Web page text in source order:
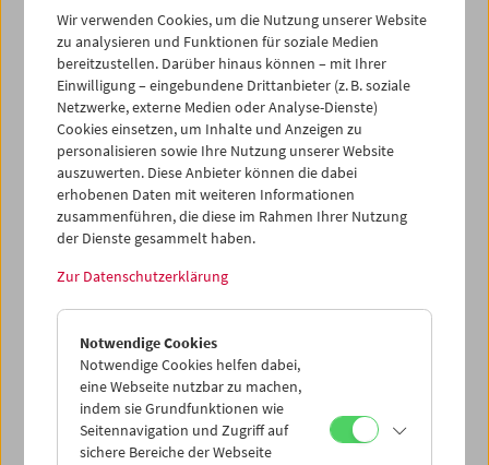
24
26 28
30
31
01 02 03 04 05
iCalender
Programmheft-PDF
English language or subtitles
< Vorherige Woche
Mo 24.1.
Di 25.1.
Mi 26.1.
Wir verwenden Cookies, um die Nutzung unserer Website
zu analysieren und Funktionen für soziale Medien
bereitzustellen. Darüber hinaus können – mit Ihrer
Einwilligung – eingebundene Drittanbieter (z. B. soziale
Netzwerke, externe Medien oder Analyse-Dienste)
Cookies einsetzen, um Inhalte und Anzeigen zu
personalisieren sowie Ihre Nutzung unserer Website
auszuwerten. Diese Anbieter können die dabei
erhobenen Daten mit weiteren Informationen
zusammenführen, die diese im Rahmen Ihrer Nutzung
der Dienste gesammelt haben.
Zur Datenschutzerklärung
Notwendige Cookies
Notwendige Cookies helfen dabei,
eine Webseite nutzbar zu machen,
indem sie Grundfunktionen wie
Seitennavigation und Zugriff auf
sichere Bereiche der Webseite